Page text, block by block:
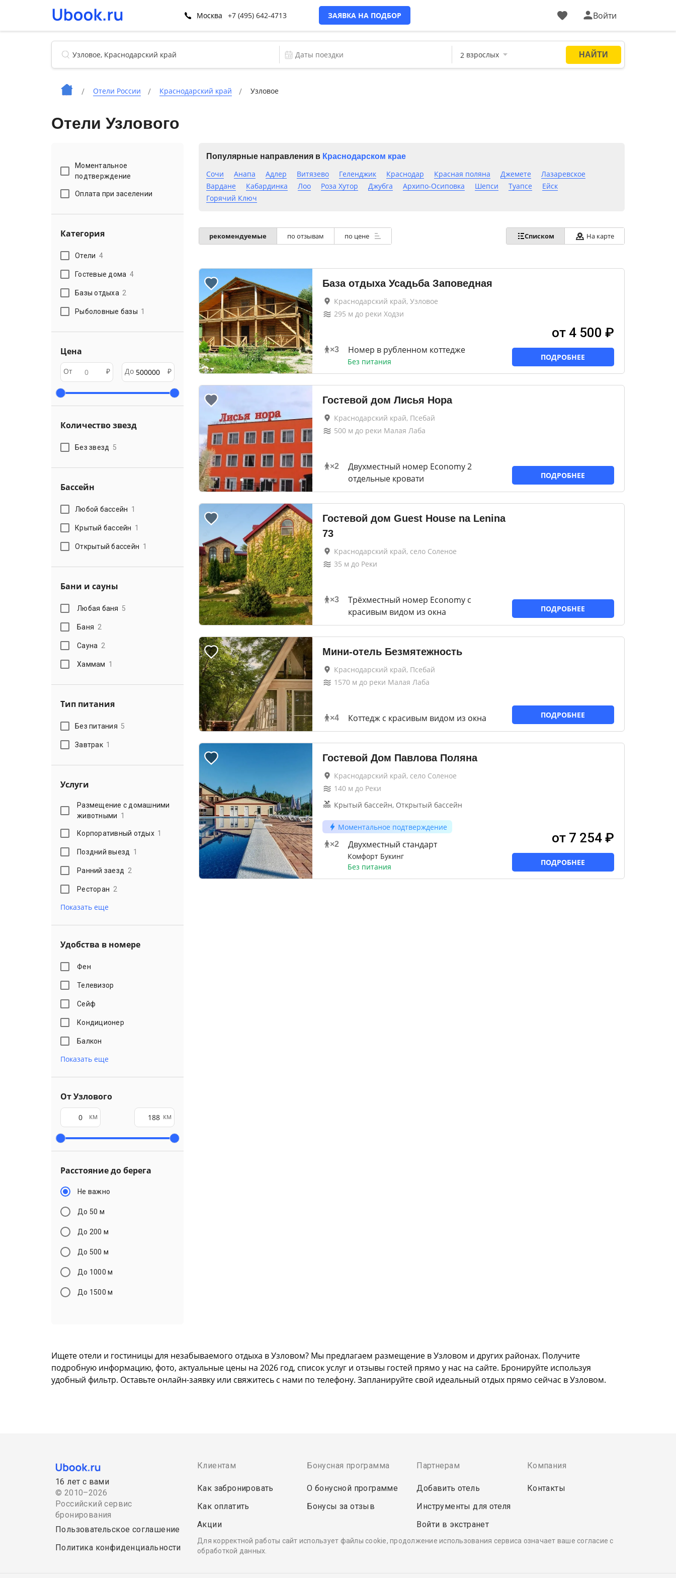
Москва +7 (495) 642-4713 ЗАЯВКА НА ПОДБОР Войти
Отели России Краснодарский край Узловое
Отели Узлового
Моментальное
подтверждение
Оплата при заселении
Категория
Отели 4
Гостевые дома 4
Базы отдыха 2
Рыболовные базы 1
Цена
От ₽ До ₽
Количество звезд
Без звезд 5
Бассейн
Любой бассейн 1
Крытый бассейн 1
Открытый бассейн 1
Бани и сауны
Любая баня 5
Баня 2
Сауна 2
Хаммам 1
Тип питания
Без питания 5
Завтрак 1
Услуги
Размещение с домашними
животными 1
Корпоративный отдых 1
Поздний выезд 1
Ранний заезд 2
Ресторан 2
Показать еще
Удобства в номере
Фен
Телевизор
Сейф
Кондиционер
Балкон
Показать еще
От Узлового
км км
Расстояние до берега
Не важно
До 50 м
До 200 м
До 500 м
До 1000 м
До 1500 м
Популярные направления в Краснодарском крае
Сочи Анапа Адлер Витязево Геленджик Краснодар Красная поляна Джемете
Лазаревское
Вардане
Кабардинка Лоо Роза Хутор Джубга Архипо-Осиповка Шепси Туапсе
Ейск
Горячий Ключ
рекомендуемые по отзывам по цене Списком На карте
База отдыха Усадьба Заповедная
Краснодарский край, Узловое
295 м до реки Ходзи
×3 Номер в рубленном коттедже
Без питания
от 4 500 ₽
ПОДРОБНЕЕ
Гостевой дом Лисья Нора
Краснодарский край, Псебай
500м до реки Малая Лаба
×2
Двухместный номер Economy 2
отдельные кровати
ПОДРОБНЕЕ
Гостевой дом Guest House na Lenina
73
Краснодарский край, село Соленое
35 м до Реки
×3
Трёхместный номер Economy с
красивым видом из окна
ПОДРОБНЕЕ
Мини-отель Безмятежность
Краснодарский край, Псебай
1570м до реки Малая Лаба
×4 Коттедж с красивым видом из окна ПОДРОБНЕЕ
Гостевой Дом Павлова Поляна
Краснодарский край, село Соленое
140м до Реки
Крытый бассейн, Открытый бассейн
Моментальное подтверждение
×2 Двухместный стандарт
Комфорт Букинг
Без питания
от 7 254 ₽
ПОДРОБНЕЕ
Ищете отели и гостиницы для незабываемого отдыха в Узловом? Мы предлагаем размещение в Узловом и других районах. Получите
подробную информацию, фото, актуальные цены на 2026 год, список услуг и отзывы гостей прямо у нас на сайте. Бронируйте используя
удобный фильтр. Оставьте онлайн-заявку или свяжитесь с нами по телефону. Запланируйте свой идеальный отдых прямо сейчас в Узловом.
16 лет с вами
© 2010–2026
Российский сервис
бронирования
Пользовательское соглашение
Политика конфиденциальности
Клиентам
Как забронировать
Как оплатить
Акции
Бонусная программа
О бонусной программе
Бонусы за отзыв
Партнерам
Добавить отель
Инструменты для отеля
Войти в экстранет
Компания
Контакты
Для корректной работы сайт использует файлы cookie, продолжение использования сервиса означает ваше согласие с
обработкой данных.